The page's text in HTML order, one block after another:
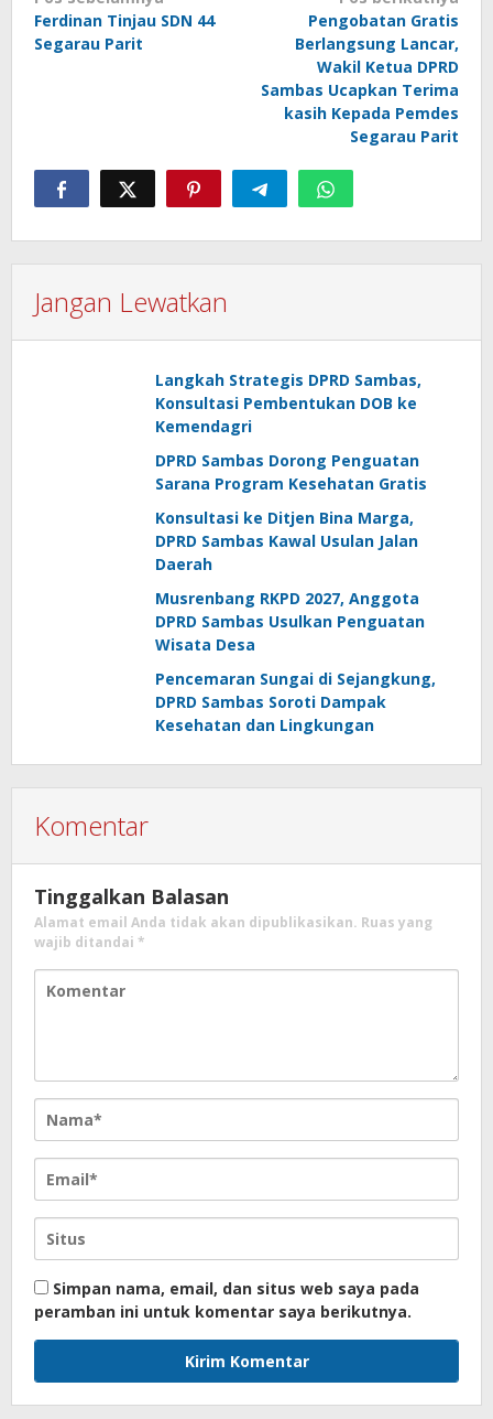
pos
Ferdinan Tinjau SDN 44
Segarau Parit
Pengobatan Gratis
Berlangsung Lancar,
Wakil Ketua DPRD
Sambas Ucapkan Terima
kasih Kepada Pemdes
Segarau Parit
Jangan Lewatkan
Langkah Strategis DPRD Sambas,
Konsultasi Pembentukan DOB ke
Kemendagri
DPRD Sambas Dorong Penguatan
Sarana Program Kesehatan Gratis
Konsultasi ke Ditjen Bina Marga,
DPRD Sambas Kawal Usulan Jalan
Daerah
Musrenbang RKPD 2027, Anggota
DPRD Sambas Usulkan Penguatan
Wisata Desa
Pencemaran Sungai di Sejangkung,
DPRD Sambas Soroti Dampak
Kesehatan dan Lingkungan
Komentar
Tinggalkan Balasan
Alamat email Anda tidak akan dipublikasikan. Ruas yang
wajib ditandai *
Simpan nama, email, dan situs web saya pada
peramban ini untuk komentar saya berikutnya.